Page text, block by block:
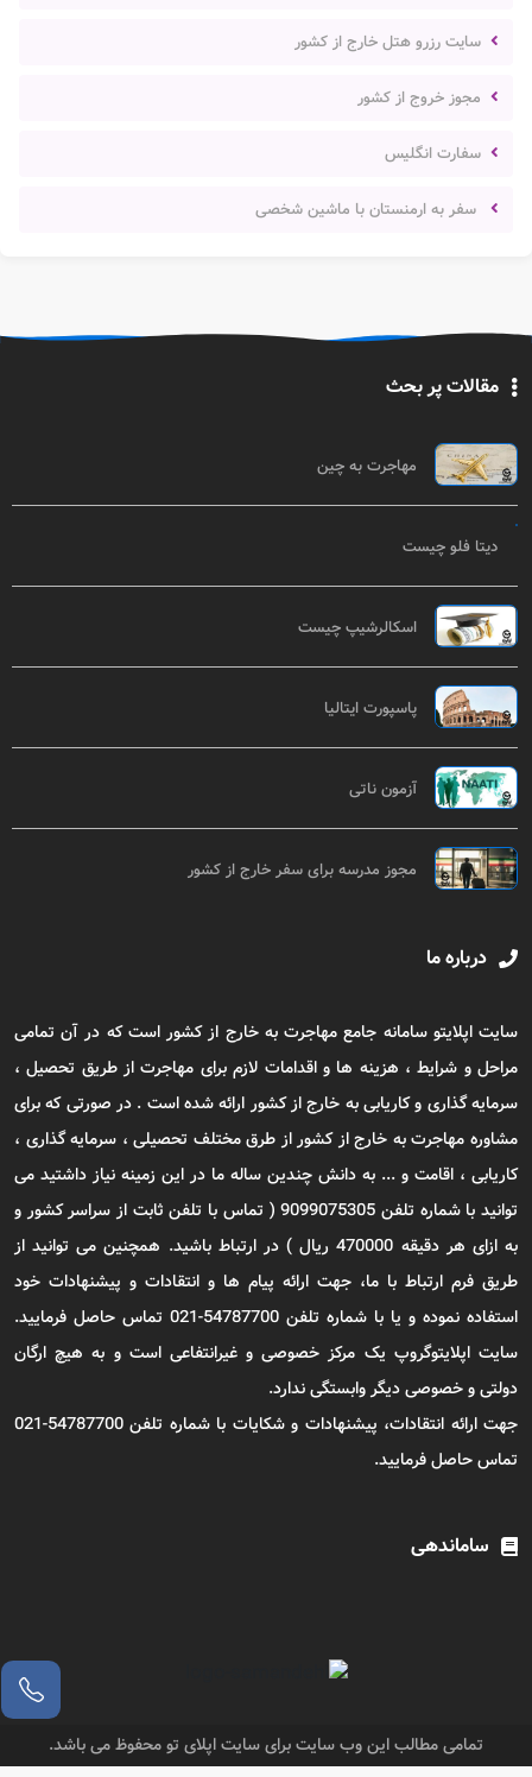
سایت رزرو هتل خارج از کشور
مجوز خروج از کشور
سفارت انگلیس
سفر به ارمنستان با ماشین شخصی
مقالات پر بحث
مهاجرت به چین
دیتا فلو چیست
اسکالرشیپ چیست
پاسپورت ایتالیا
آزمون ناتی
مجوز مدرسه برای سفر خارج از کشور
درباره ما
سایت اپلایتو سامانه جامع مهاجرت به خارج از کشور است که در آن تمامی
مراحل و شرایط ، هزینه ها و اقدامات لازم برای مهاجرت از طریق تحصیل ،
سرمایه گذاری و کاریابی به خارج از کشور ارائه شده است . در صورتی که برای
مشاوره مهاجرت به خارج از کشور از طرق مختلف تحصیلی ، سرمایه گذاری ،
کاریابی ، اقامت و ... به دانش چندین ساله ما در این زمینه نیاز داشتید می
توانید با شماره تلفن 9099075305 ( تماس با تلفن ثابت از سراسر کشور و
به ازای هر دقیقه 470000 ریال ) در ارتباط باشید. همچنین می توانید از
طریق فرم ارتباط با ما، جهت ارائه پیام ها و انتقادات و پیشنهادات خود
استفاده نموده و یا با شماره تلفن 54787700-021 تماس حاصل فرمایید.
سایت اپلایتوگروپ یک مرکز خصوصی و غیرانتفاعی است و به هیچ ارگان
دولتی و خصوصی دیگر وابستگی ندارد.
جهت ارائه انتقادات، پیشنهادات و شکایات با شماره تلفن 54787700-021
تماس حاصل فرمایید.
ساماندهی
تمامی مطالب این وب سایت برای سایت اپلای تو محفوظ می باشد.